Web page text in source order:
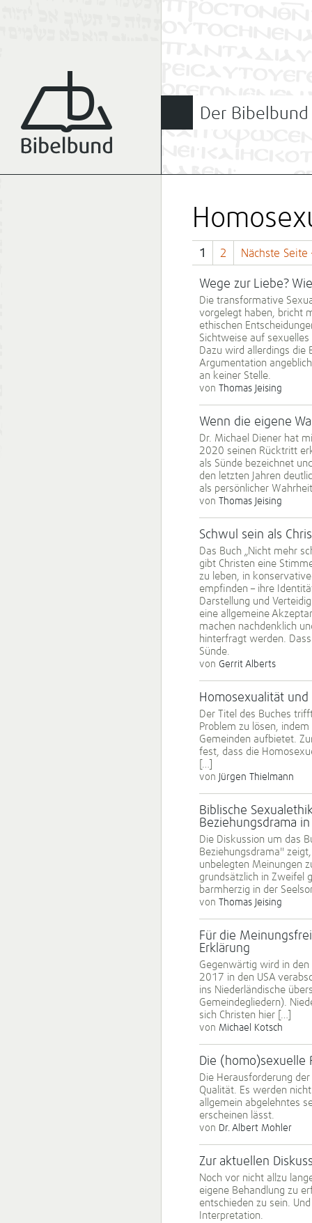
Der Bibelbund
1 2 Nächste
Wege zur Liebe?
Die transformative
vorgelegt haben, bricht
ethischen
Sichtweise auf
Dazu wird allerdings die
Argumentation
an keiner Stelle.
von Thomas Jeising
Wenn die eigene
Dr. Michael Diener hat
2020 seinen Rücktritt
als Sünde bezeichnet
den letzten Jahren
als persönlicher
von Thomas Jeising
Schwul sein als
Das Buch „Nicht mehr
gibt Christen eine
zu leben, in
empfinden – ihre
Darstellung und
eine allgemeine
machen nachdenklich
hinterfragt werden.
Sünde.
von Gerrit Alberts
Homosexualität
Der Titel des Buches
Problem zu lösen,
Gemeinden aufbietet.
fest, dass die
[…]
von Jürgen Thielmann
Biblische
Beziehungsdrama
Die Diskussion um das
Beziehungsdrama"
unbelegten Meinungen
grundsätzlich in Zweifel
barmherzig in der
von Thomas Jeising
Für die
Erklärung
Gegenwärtig wird in den
2017 in den USA
ins Niederländische
Gemeindegliedern).
sich Christen hier […]
von Michael Kotsch
Die (homo)sexuelle
Die Herausforderung
Qualität. Es werden
allgemein abgelehntes
erscheinen lässt.
von Dr. Albert Mohler
Zur aktuellen
Noch vor nicht allzu
eigene Behandlung zu
entschieden zu sein.
Interpretation.